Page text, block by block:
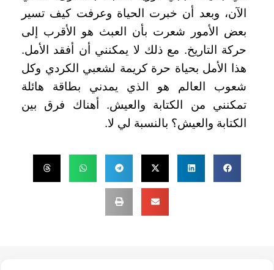
الآن، وبعد أن خبرت الحياة وعرفت كيف تسير
بعض الأمور شعرت بأن العبث هو الأقرب إلى
حركة التاريخ. مع ذلك لا يمكنني أن أفقد الأمل.
هذا الأمل بحياة حرة كريمة لشعبي الكردي وكل
شعوب العالم هو الذي يمدني بطاقة هائلة
تمكنني من الكتابة والعيش. أهناك فرق بين
الكتابة والعيش؟ بالنسبة لي لا.